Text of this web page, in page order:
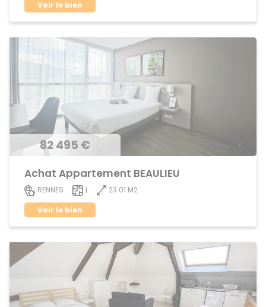
Voir le bien
82 495 €
Achat Appartement BEAULIEU
RENNES 1
23.01 M2
Voir le bien